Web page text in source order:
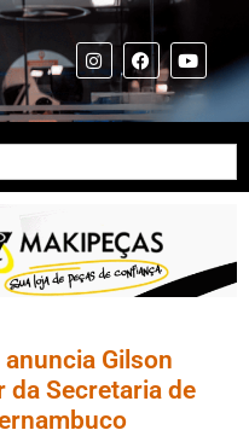
Gilson
Secretaria de